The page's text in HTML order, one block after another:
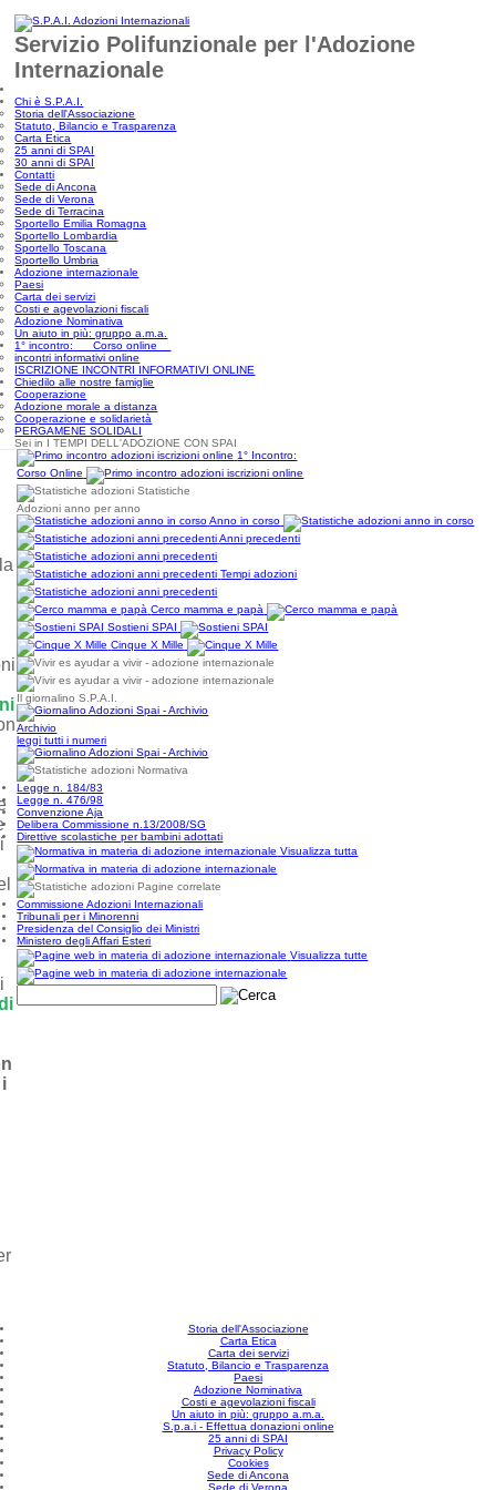
Servizio Polifunzionale per l'Adozione
Internazionale
Chi è S.P.A.I.
Storia dell'Associazione
Statuto, Bilancio e Trasparenza
Carta Etica
25 anni di SPAI
30 anni di SPAI
Contatti
Sede di Ancona
Sede di Verona
Sede di Terracina
Sportello Emilia Romagna
Sportello Lombardia
Sportello Toscana
Sportello Umbria
Adozione internazionale
Paesi
Carta dei servizi
Costi e agevolazioni fiscali
Adozione Nominativa
Un aiuto in più: gruppo a.m.a.
1° incontro: Corso online
incontri informativi online
ISCRIZIONE INCONTRI INFORMATIVI ONLINE
Chiedilo alle nostre famiglie
Cooperazione
Adozione morale a distanza
Cooperazione e solidarietà
PERGAMENE SOLIDALI
Sei in I TEMPI DELL'ADOZIONE CON SPAI
1° Incontro:
Corso Online
Statistiche
Adozioni anno per anno
Anno in corso
Anni precedenti
Tempi adozioni
Cerco mamma e papà
Sostieni SPAI
Cinque X Mille
Il giornalino S.P.A.I.
Archivio
leggi tutti i numeri
Normativa
Legge n. 184/83
Legge n. 476/98
Convenzione Aja
Delibera Commissione n.13/2008/SG
Direttive scolastiche per bambini adottati
Visualizza tutta
Pagine correlate
Commissione Adozioni Internazionali
Tribunali per i Minorenni
Presidenza del Consiglio dei Ministri
Ministero degli Affari Esteri
Visualizza tutte
Storia dell'Associazione
Carta Etica
Carta dei servizi
Statuto, Bilancio e Trasparenza
Paesi
Adozione Nominativa
Costi e agevolazioni fiscali
Un aiuto in più: gruppo a.m.a.
S.p.a.i - Effettua donazioni online
25 anni di SPAI
Privacy Policy
Cookies
Sede di Ancona